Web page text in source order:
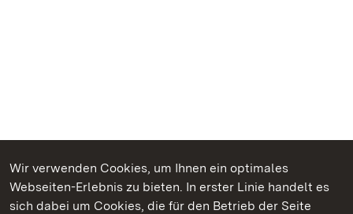
Wir verwenden Cookies, um Ihnen ein optimales
Webseiten-Erlebnis zu bieten. In erster Linie handelt es
sich dabei um Cookies, die für den Betrieb der Seite
Kommen. Staunen. Genießen.